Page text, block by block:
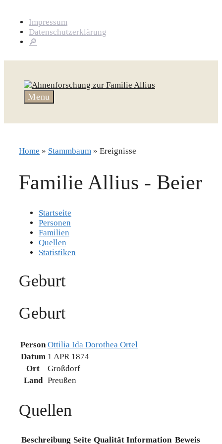
content
Impressum
Datenschutzerklärung
🔎
Menu
Home » Stammbaum » Ereignisse
Familie Allius - Beier
Startseite
Personen
Familien
Quellen
Statistiken
Geburt
Geburt
Person Ottilia Ida Dorothea Ortel
Datum 1 APR 1874
Ort
Großdorf
Land Preußen
Quellen
Beschreibung Seite Qualität Information Beweis